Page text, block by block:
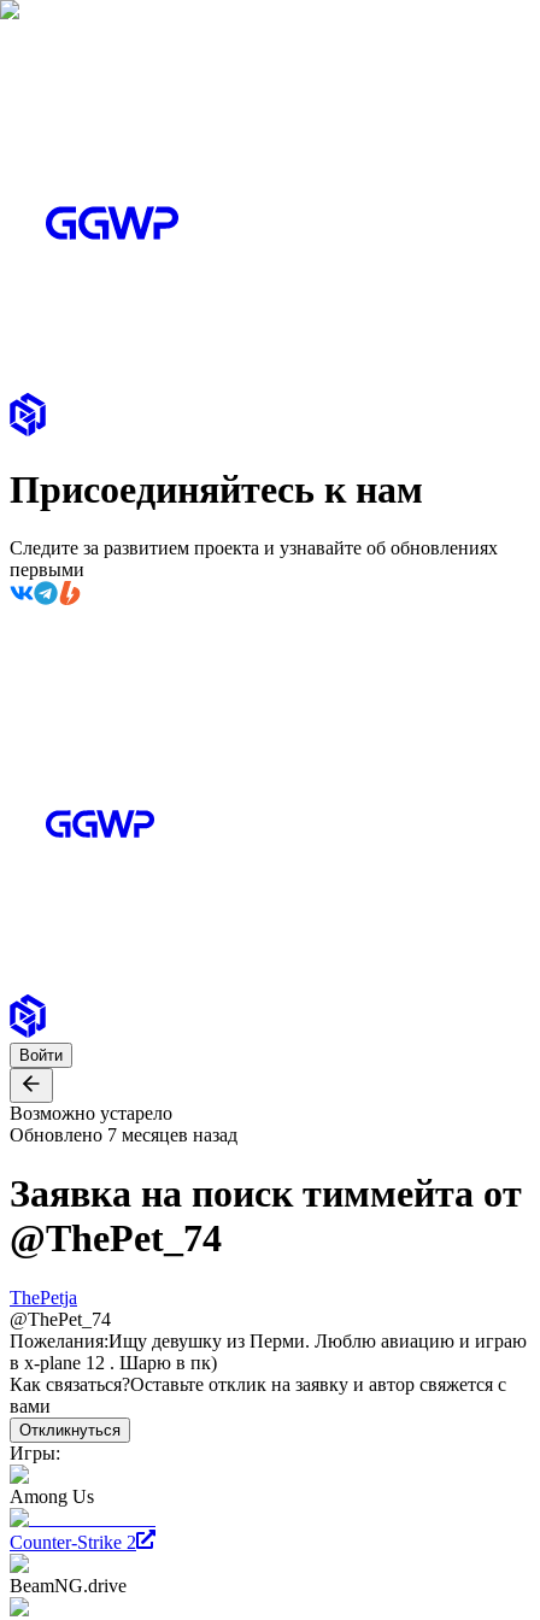
Присоединяйтесь к нам
Следите за развитием проекта и узнавайте об обновлениях
первыми
Войти
Возможно устарело
Обновлено 7 месяцев назад
Заявка на поиск тиммейта от
@ThePet_74
ThePetja
@ThePet_74
Пожелания:Ищу девушку из Перми. Люблю авиацию и играю
в x-plane 12 . Шарю в пк)
Как связаться?Оставьте отклик на заявку и автор свяжется с
вами
Откликнуться
Игры:
Among Us
Counter-Strike 2
BeamNG.drive